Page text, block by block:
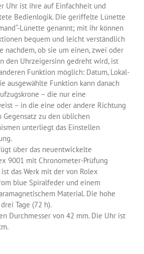
Uhr ist ihre auf Einfachheit und
Bedienlogik. Die geriffelte Lünette
Lünette genannt; mit ihr können
bequem und leicht verständlich
nachdem, ob sie um einen, zwei oder
den Uhrzeigersinn gedreht wird, ist
Funktion möglich: Datum, Lokal-
ausgewählte Funktion kann danach
– die nur eine
– in die eine oder andere Richtung
Gegensatz zu den üblichen
unterliegt das Einstellen
über das neuentwickelte
9001 mit Chronometer-Prüfung
ist das Werk mit der von Rolex
blue Spiralfeder und einem
Material. Die hohe
Tage (72 h).
Durchmesser von 42 mm. Die Uhr ist